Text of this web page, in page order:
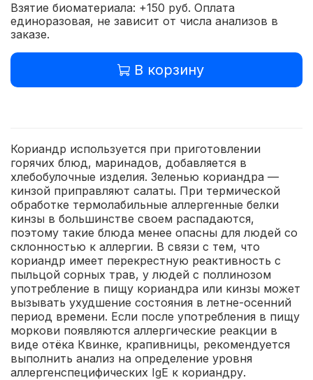
Взятие биоматериала: +150 руб. Оплата
единоразовая, не зависит от числа анализов в
заказе.
В корзину
Кориандр используется при приготовлении
горячих блюд, маринадов, добавляется в
хлебобулочные изделия. Зеленью кориандра —
кинзой приправляют салаты. При термической
обработке термолабильные аллергенные белки
кинзы в большинстве своем распадаются,
поэтому такие блюда менее опасны для людей со
склонностью к аллергии. В связи с тем, что
кориандр имеет перекрестную реактивность с
пыльцой сорных трав, у людей с поллинозом
употребление в пищу кориандра или кинзы может
вызывать ухудшение состояния в летне-осенний
период времени. Если после употребления в пищу
моркови появляются аллергические реакции в
виде отёка Квинке, крапивницы, рекомендуется
выполнить анализ на определение уровня
аллергенспецифических IgE к кориандру.